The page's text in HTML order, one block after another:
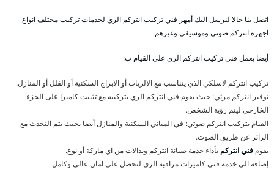
اتصل بنا حالا لنرسل اليك أمهر فني تركيب انتركم الري لخدمات تركيب مختلف انواع
اجهزة انتركم صوتي وموسيقي وغيرهم.
أيضا يعمل فني تركيب انتركم الري على القيام ب:
تركيب انتركم لاسلكي الذي يتناسب مع الالريات أو الابراج السكنية أو الفلل أو المنازل.
توفير انتركم مرئي: حيث يقوم فني انتركم الري بتركيبه مع تثبيت كاميرا على الجزء
الخارجي ليتم رؤية الشخص.
القيام بتركيب انتركم صوتي: في المباني السكنية والمنازل أيضا بحيث يتم التحدث مع
الزائر عن طريق الصوت.
يقوم فني انتركم بأداء خدمة صيانة انتركم وبدالات من اي ماركة أو نوع.
إضافة الى خدمة فني كاميرات مراقبة الري لتحصل على امان عالي وكامل